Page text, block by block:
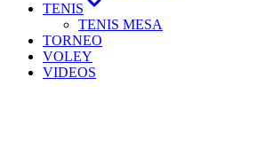
TENIS
submenú
TENIS MESA
TORNEO
VOLEY
VIDEOS